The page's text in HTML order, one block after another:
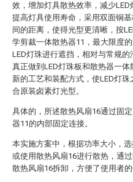
效，增加灯具散热效率，减少LED
提高灯具使用寿命，采用双面铜
间的距离，使得光型更清晰，按
学剪裁一体散热器11，最大限度
LED灯珠进行遮挡，相对与常规
真正做到LED灯珠板和散热器一体
新的工艺和装配方式，使LED灯
合原装卤素灯光型。
具体的，所述散热风扇16通过固
器11的内部固定连接。
本实施方案中，根据功率大小，
或使用散热风扇16进行散热，通
散热风扇16拆卸，方便了使用者的